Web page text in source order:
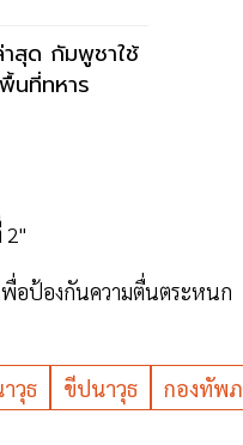
สุด กัมพูชาใช้
นที่ทหาร
2"
พื่อป้องกันความตื่นตระหนก
วุธ ขีปนาวุธ
กองทัพ